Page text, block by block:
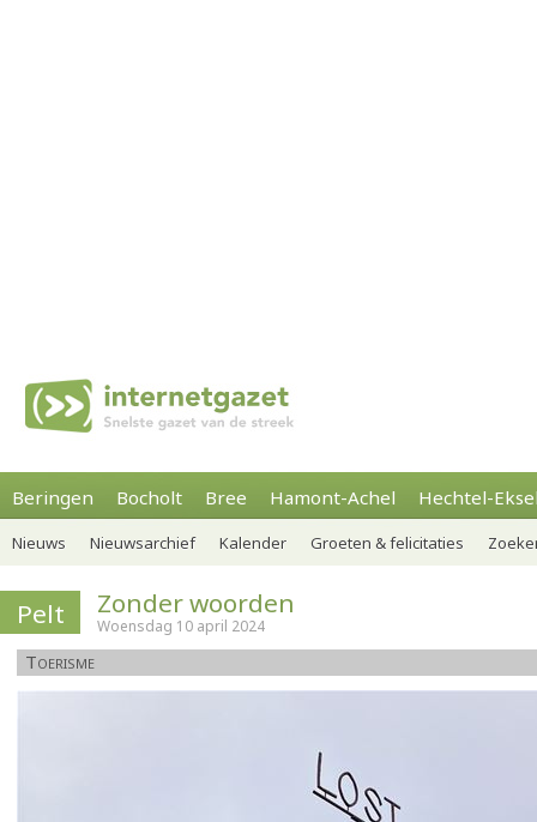
Beringen Bocholt Bree Hamont-Achel Hechtel-
Nieuws Nieuwsarchief Kalender Groeten & felicitaties
Pelt Zonder woorden
Woensdag 10 april 2024
Toerisme